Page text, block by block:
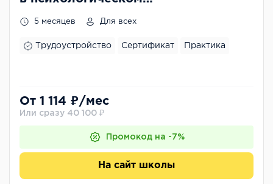
5 месяцев Для всех
Трудоустройство Сертификат Практика
От 1 114 ₽/мес
Или сразу 40 100 ₽
Промокод на -7%
На сайт школы